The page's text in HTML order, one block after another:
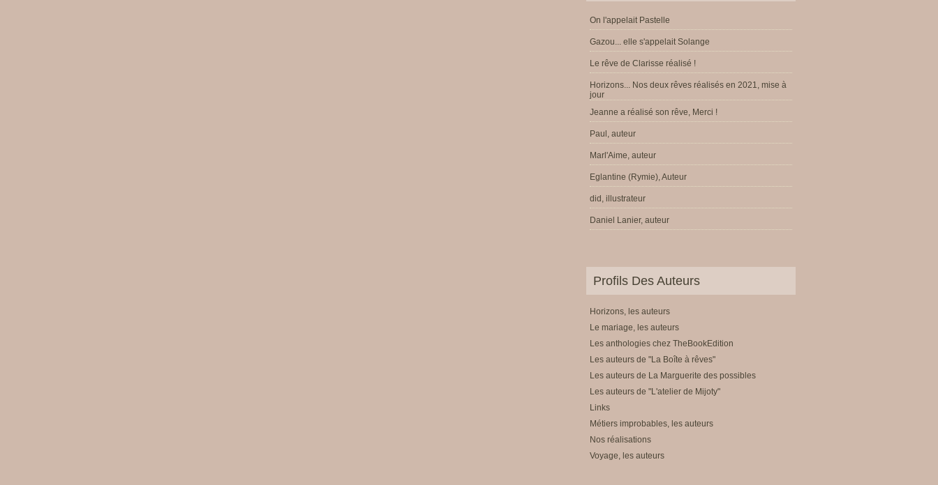
On l'appelait Pastelle
Gazou... elle s'appelait Solange
Le rêve de Clarisse réalisé !
Horizons... Nos deux rêves réalisés en 2021, mise à
jour
Jeanne a réalisé son rêve, Merci !
Paul, auteur
Marl'Aime, auteur
Eglantine (Rymie), Auteur
did, illustrateur
Daniel Lanier, auteur
Profils Des Auteurs
Horizons, les auteurs
Le mariage, les auteurs
Les anthologies chez TheBookEdition
Les auteurs de "La Boîte à rêves"
Les auteurs de La Marguerite des possibles
Les auteurs de "L'atelier de Mijoty"
Links
Métiers improbables, les auteurs
Nos réalisations
Voyage, les auteurs